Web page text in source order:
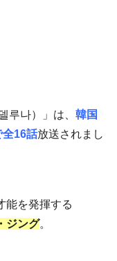
루나）」は、 韓国
全16話放送されまし
能を発揮する
ジング。